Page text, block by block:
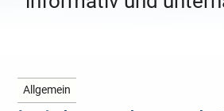
Allgemein